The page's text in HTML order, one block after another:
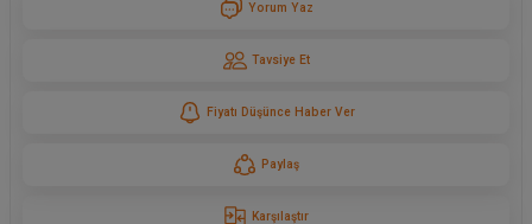
Yorum Yaz
Tavsiye Et
Fiyatı Düşünce Haber Ver
Paylaş
Karşılaştır